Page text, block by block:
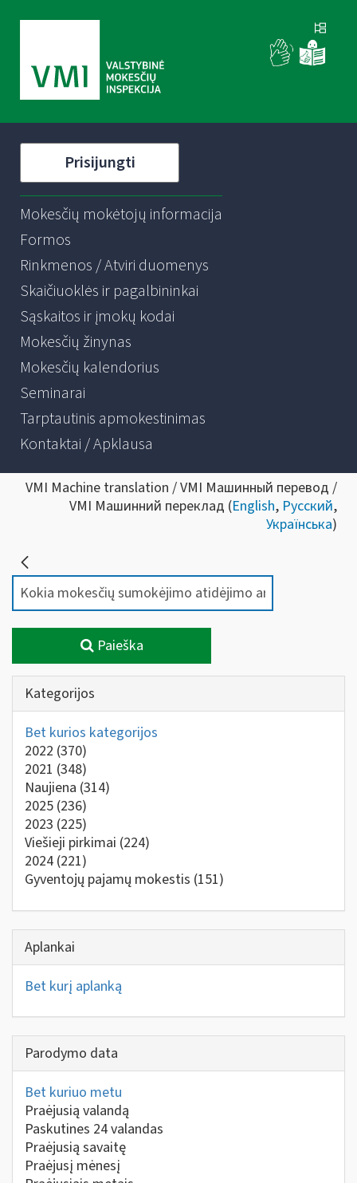
Prisijungti
Mokesčių mokėtojų informacija
Formos
Rinkmenos / Atviri duomenys
Skaičiuoklės ir pagalbininkai
Sąskaitos ir įmokų kodai
Mokesčių žinynas
Mokesčių kalendorius
Seminarai
Tarptautinis apmokestinimas
Kontaktai / Apklausa
VMI Machine translation / VMI Машинный перевод /
VMI Машинний переклад (English, Русский,
Українська)
Paieška
Kategorijos
Bet kurios kategorijos
2022 (370)
2021 (348)
Naujiena (314)
2025 (236)
2023 (225)
Viešieji pirkimai (224)
2024 (221)
Gyventojų pajamų mokestis (151)
Aplankai
Bet kurį aplanką
Parodymo data
Bet kuriuo metu
Praėjusią valandą
Paskutines 24 valandas
Praėjusią savaitę
Praėjusį mėnesį